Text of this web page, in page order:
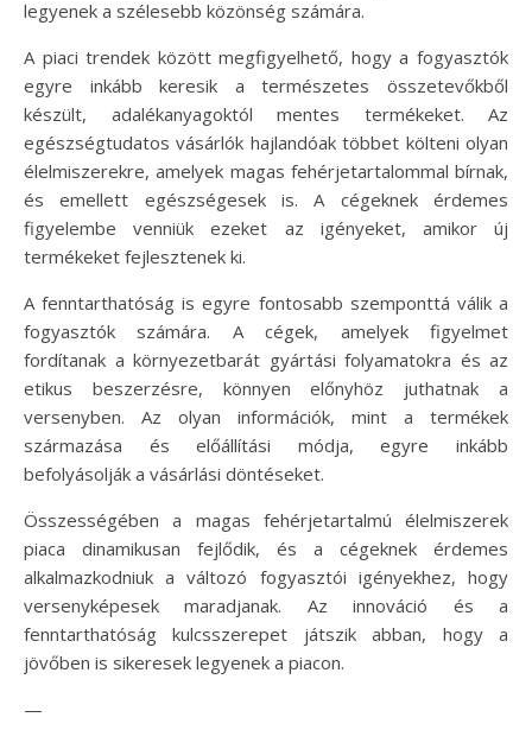
legyenek a szélesebb közönség számára.
A piaci trendek között megfigyelhető, hogy a fogyasztók
egyre inkább keresik a természetes összetevőkből
készült, adalékanyagoktól mentes termékeket. Az
egészségtudatos vásárlók hajlandóak többet költeni olyan
élelmiszerekre, amelyek magas fehérjetartalommal bírnak,
és emellett egészségesek is. A cégeknek érdemes
figyelembe venniük ezeket az igényeket, amikor új
termékeket fejlesztenek ki.
A fenntarthatóság is egyre fontosabb szemponttá válik a
fogyasztók számára. A cégek, amelyek figyelmet
fordítanak a környezetbarát gyártási folyamatokra és az
etikus beszerzésre, könnyen előnyhöz juthatnak a
versenyben. Az olyan információk, mint a termékek
származása és előállítási módja, egyre inkább
befolyásolják a vásárlási döntéseket.
Összességében a magas fehérjetartalmú élelmiszerek
piaca dinamikusan fejlődik, és a cégeknek érdemes
alkalmazkodniuk a változó fogyasztói igényekhez, hogy
versenyképesek maradjanak. Az innováció és a
fenntarthatóság kulcsszerepet játszik abban, hogy a
jövőben is sikeresek legyenek a piacon.
—